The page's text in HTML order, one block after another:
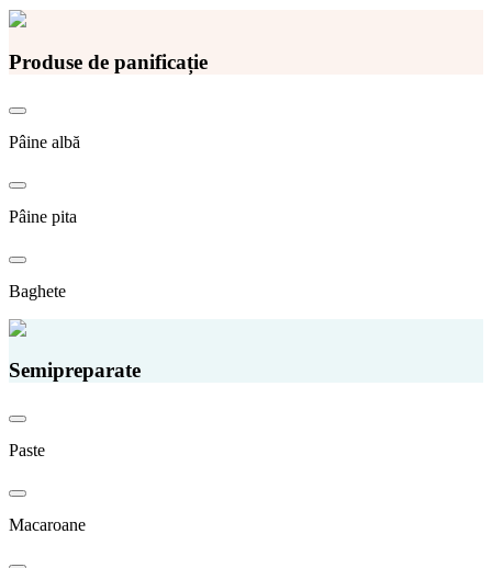
Produse de panificație
Pâine albă
Pâine pita
Baghete
Semipreparate
Paste
Macaroane